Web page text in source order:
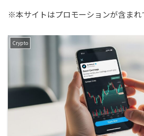
※本サイトはプロモーションが含まれ
Crypto